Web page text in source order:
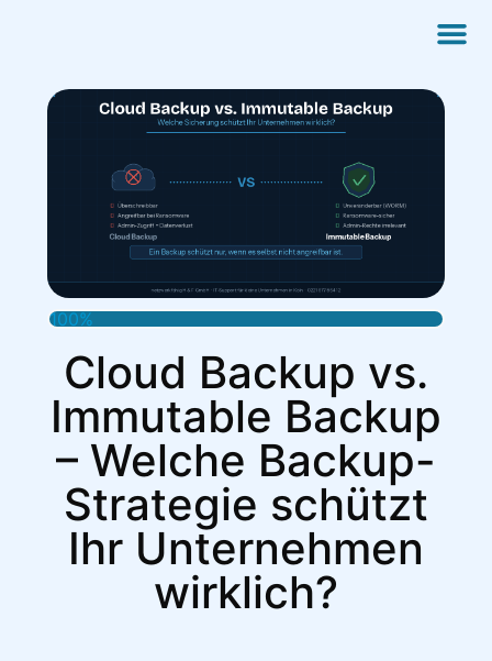
100%
Cloud Backup vs.
Immutable Backup
– Welche Backup-
Strategie schützt
Ihr Unternehmen
wirklich?